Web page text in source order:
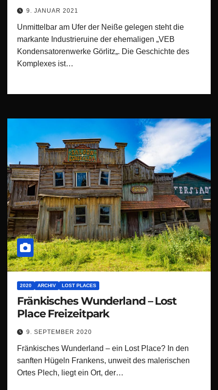
9. JANUAR 2021
Unmittelbar am Ufer der Neiße gelegen steht die
markante Industrieruine der ehemaligen „VEB
Kondensatorenwerke Görlitz„. Die Geschichte des
Komplexes ist…
2020 ARCHIV LOST PLACES
Fränkisches Wunderland – Lost
Place Freizeitpark
9. SEPTEMBER 2020
Fränkisches Wunderland – ein Lost Place? In den
sanften Hügeln Frankens, unweit des malerischen
Ortes Plech, liegt ein Ort, der…